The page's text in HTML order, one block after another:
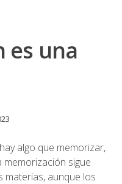
es una
algo que memorizar,
sigue
materias, aunque los